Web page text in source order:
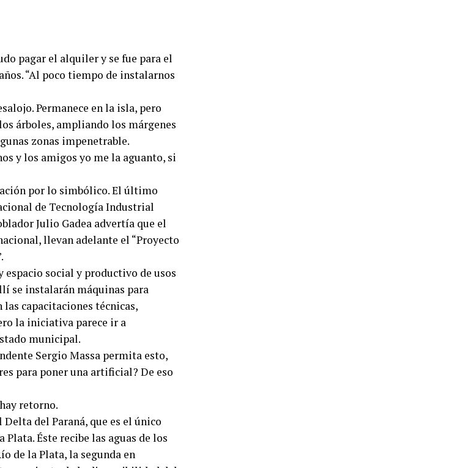
pagar el alquiler y se fue para el
“Al poco tiempo de instalarnos
Permanece en la isla, pero
árboles, ampliando los márgenes
zonas impenetrable.
y los amigos yo me la aguanto, si
por lo simbólico. El último
de Tecnología Industrial
Julio Gadea advertía que el
llevan adelante el “Proyecto
social y productivo de usos
se instalarán máquinas para
las capacitaciones técnicas,
la iniciativa parece ir a
municipal.
Sergio Massa permita esto,
para poner una artificial? De eso
retorno.
del Paraná, que es el único
Éste recibe las aguas de los
de la Plata, la segunda en